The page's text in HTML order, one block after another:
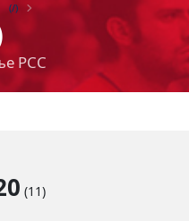
РСС
(/)
(11)